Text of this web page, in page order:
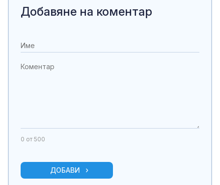
Добавяне на коментар
0 от 500
ДОБАВИ